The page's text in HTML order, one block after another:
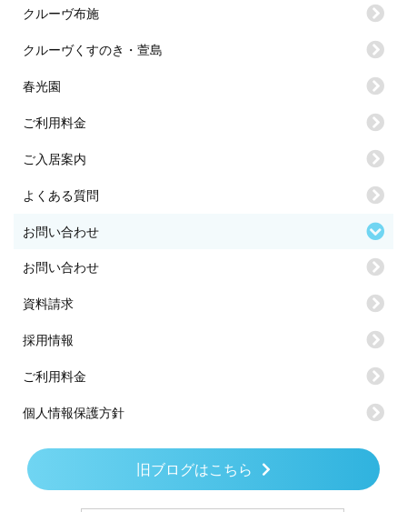
クルーヴ布施
クルーヴくすのき・萱島
春光園
ご利用料金
ご入居案内
よくある質問
お問い合わせ
お問い合わせ
資料請求
採用情報
ご利用料金
個人情報保護方針
旧ブログはこちら